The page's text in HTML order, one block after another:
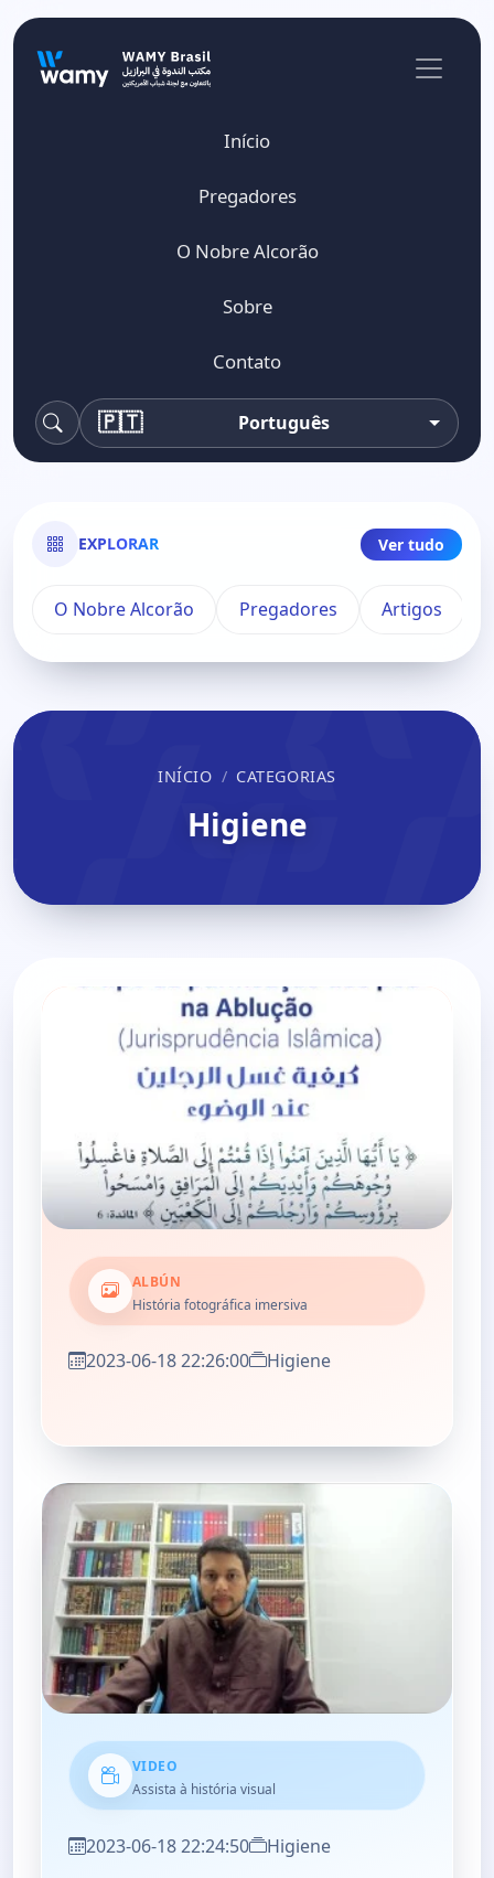
Início
Pregadores
O Nobre Alcorão
Sobre
Contato
Pesquisa
🇵🇹 Português
EXPLORAR Ver tudo
O Nobre Alcorão Pregadores Artigos
INÍCIO CATEGORIAS
Higiene
ALBÚN
História fotográfica imersiva
2023-06-18 22:26:00 Higiene
VIDEO
Assista à história visual
2023-06-18 22:24:50 Higiene